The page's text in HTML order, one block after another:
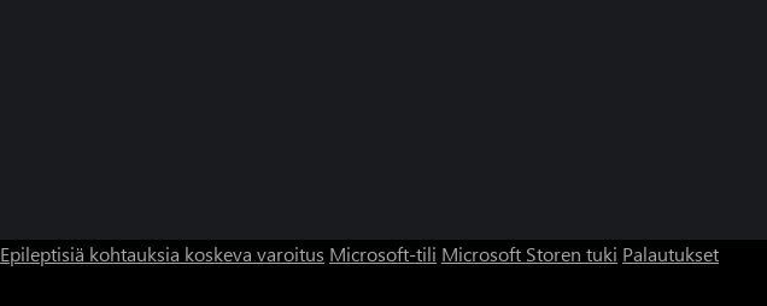
Epileptisiä kohtauksia koskeva varoitus Microsoft-tili Microsoft Storen tuki Palautukset